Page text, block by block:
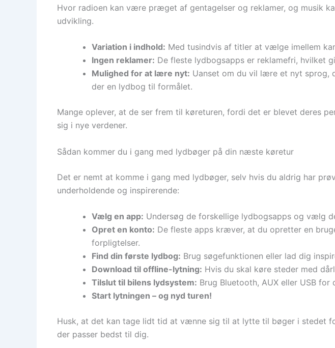
Hvor radioen kan være præget af gentagelser og reklamer, og musik
udvikling.
Variation i indhold: Med tusindvis af titler at vælge imellem
Ingen reklamer: De fleste lydbogsapps er reklamefri, hvilket
Mulighed for at lære nyt: Uanset om du vil lære et nyt sprog,
der en lydbog til formålet.
Mange oplever, at de ser frem til køreturen, fordi det er blevet deres
sig i nye verdener.
Sådan kommer du i gang med lydbøger på din næste køretur
Det er nemt at komme i gang med lydbøger, selv hvis du aldrig har
underholdende og inspirerende:
Vælg en app: Undersøg de forskellige lydbogsapps og vælg
Opret en konto: De fleste apps kræver, at du opretter en
forpligtelser.
Find din første lydbog: Brug søgefunktionen eller lad dig
Download til offline-lytning: Hvis du skal køre steder med
Tilslut til bilens lydsystem: Brug Bluetooth, AUX eller USB for
Start lytningen – og nyd turen!
Husk, at det kan tage lidt tid at vænne sig til at lytte til bøger i stedet
der passer bedst til dig.